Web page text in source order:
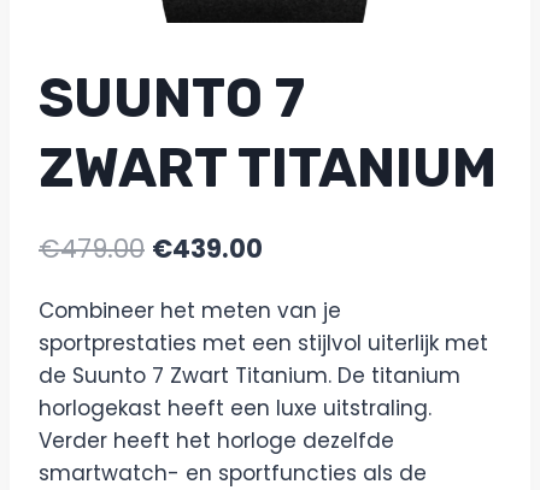
SUUNTO 7
ZWART TITANIUM
€479.00 €439.00
Combineer het meten van je
sportprestaties met een stijlvol uiterlijk met
de Suunto 7 Zwart Titanium. De titanium
horlogekast heeft een luxe uitstraling.
Verder heeft het horloge dezelfde
smartwatch- en sportfuncties als de